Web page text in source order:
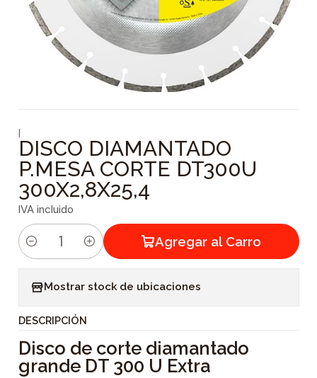
|
DISCO DIAMANTADO
P.MESA CORTE DT300U
300X2,8X25,4
IVA incluido
C
i
d
a
Agregar al Carro
Mostrar stock de ubicaciones
DESCRIPCIÓN
Disco de corte diamantado
grande DT 300 U Extra